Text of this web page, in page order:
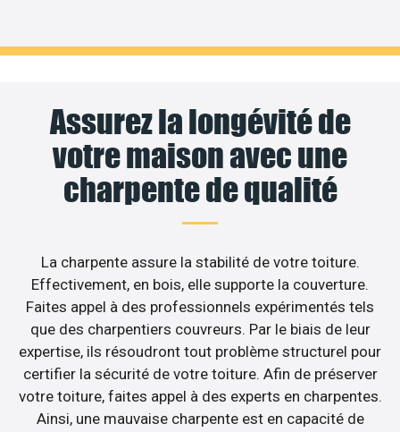
Assurez la longévité de
votre maison avec une
charpente de qualité
La charpente assure la stabilité de votre toiture.
Effectivement, en bois, elle supporte la couverture.
Faites appel à des professionnels expérimentés tels
que des charpentiers couvreurs. Par le biais de leur
expertise, ils résoudront tout problème structurel pour
certifier la sécurité de votre toiture. Afin de préserver
votre toiture, faites appel à des experts en charpentes.
Ainsi, une mauvaise charpente est en capacité de